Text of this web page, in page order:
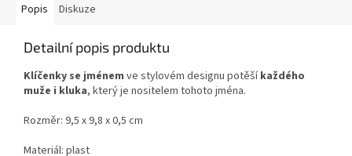
Popis Diskuze
Detailní popis produktu
Klíčenky se jménem ve stylovém designu potěšíkaždého
muže i kluka, který je nositelem tohoto jména.
Rozměr: 9,5 x 9,8 x 0,5 cm
Materiál: plast